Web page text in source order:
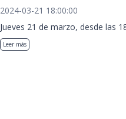
2024-03-21 18:00:00
Jueves 21 de marzo, desde las
Leer más